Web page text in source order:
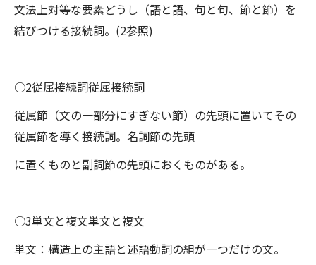
文法上対等な要素どうし（語と語、句と句、節と節）を
結びつける接続詞。(2参照)
○2従属接続詞従属接続詞
従属節（文の一部分にすぎない節）の先頭に置いてその
従属節を導く接続詞。名詞節の先頭
に置くものと副詞節の先頭におくものがある。
○3単文と複文単文と複文
単文：構造上の主語と述語動詞の組が一つだけの文。